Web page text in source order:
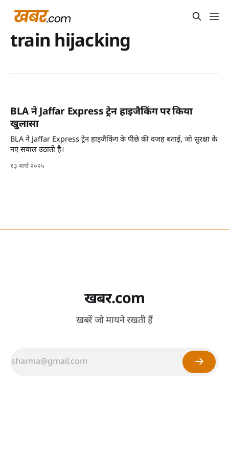
train hijacking
BLA ने Jaffar Express ट्रेन हाइजैकिंग पर किया
खुलासा
BLA ने Jaffar Express ट्रेन हाइजैकिंग के पीछे की वजह बताई, जो सुरक्षा के
नए सवाल उठाती है।
१३ मार्च २०२५
खबर.com
खबरें जो मायने रखती हैं